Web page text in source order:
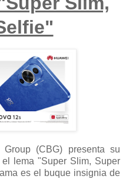
Group (CBG) presenta su
lema "Super Slim, Super
es el buque insignia de